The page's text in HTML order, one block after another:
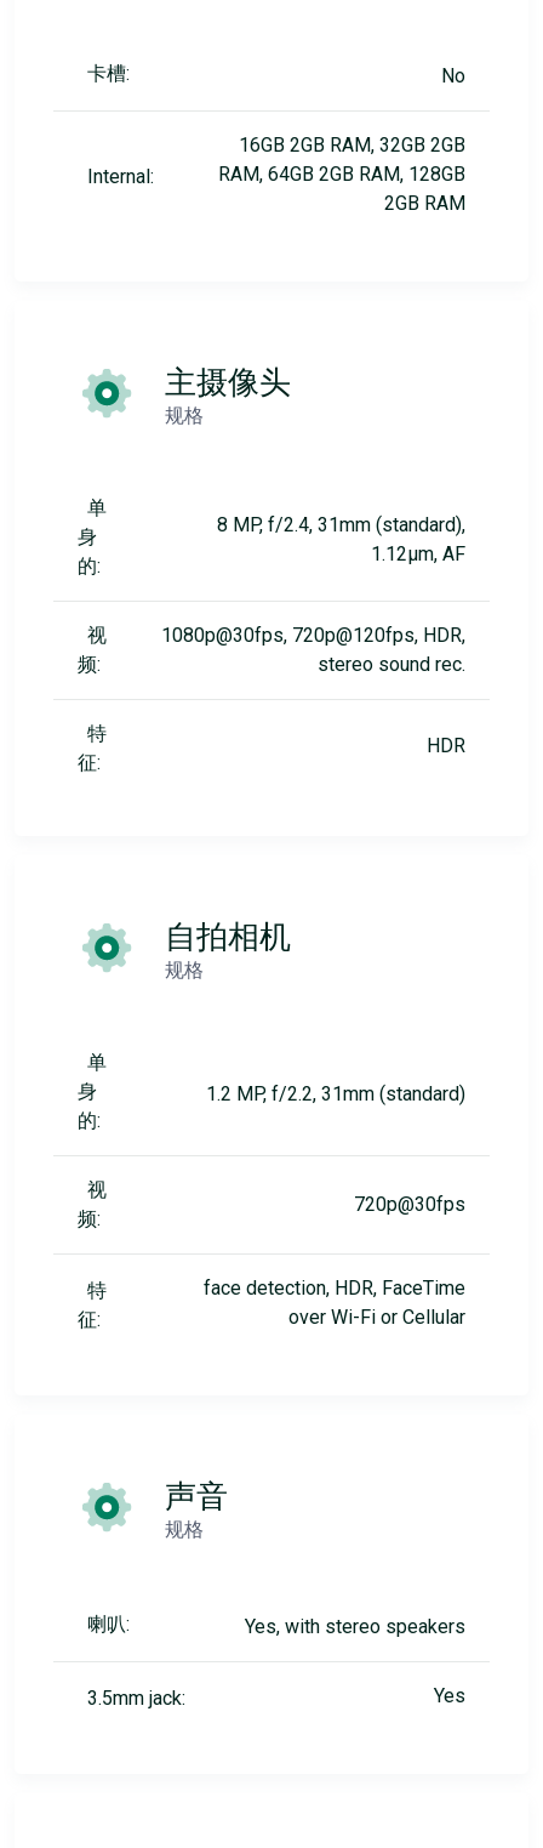
卡槽: No
Internal:
16GB 2GB RAM, 32GB 2GB
RAM, 64GB 2GB RAM, 128GB
2GB RAM
主摄像头
规格
单
身
的:
8 MP, f/2.4, 31mm (standard),
1.12µm, AF
视
频:
1080p@30fps, 720p@120fps, HDR,
stereo sound rec.
特
征:
HDR
自拍相机
规格
单
身
的:
1.2 MP, f/2.2, 31mm (standard)
视
频:
720p@30fps
特
征:
face detection, HDR, FaceTime
over Wi-Fi or Cellular
声音
规格
喇叭: Yes, with stereo speakers
3.5mm jack: Yes